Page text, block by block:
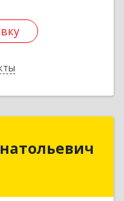
Ставрополь г,